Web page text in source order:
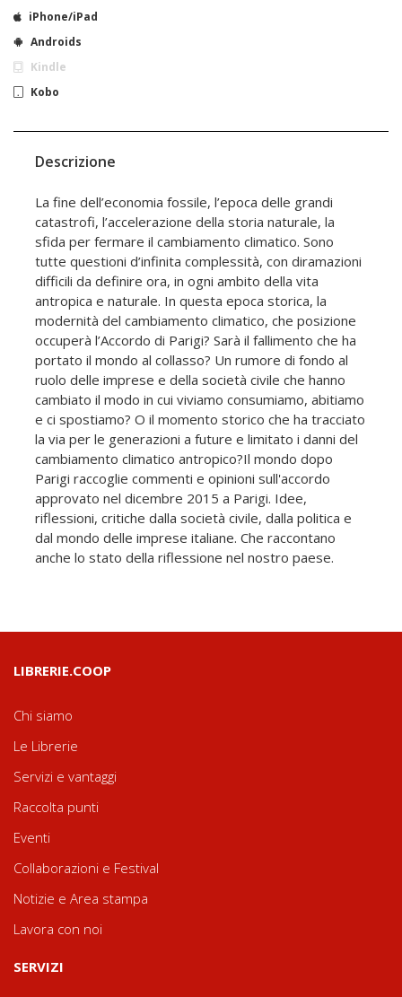
iPhone/iPad
Androids
Kindle
Kobo
Descrizione
La fine dell’economia fossile, l’epoca delle grandi
catastrofi, l’accelerazione della storia naturale, la
sfida per fermare il cambiamento climatico. Sono
tutte questioni d’infinita complessità, con diramazioni
difficili da definire ora, in ogni ambito della vita
antropica e naturale. In questa epoca storica, la
modernità del cambiamento climatico, che posizione
occuperà l’Accordo di Parigi? Sarà il fallimento che ha
portato il mondo al collasso? Un rumore di fondo al
ruolo delle imprese e della società civile che hanno
cambiato il modo in cui viviamo consumiamo, abitiamo
e ci spostiamo? O il momento storico che ha tracciato
la via per le generazioni a future e limitato i danni del
cambiamento climatico antropico?Il mondo dopo
Parigi raccoglie commenti e opinioni sull'accordo
approvato nel dicembre 2015 a Parigi. Idee,
riflessioni, critiche dalla società civile, dalla politica e
dal mondo delle imprese italiane. Che raccontano
anche lo stato della riflessione nel nostro paese.
LIBRERIE.COOP
Chi siamo
Le Librerie
Servizi e vantaggi
Raccolta punti
Eventi
Collaborazioni e Festival
Notizie e Area stampa
Lavora con noi
SERVIZI